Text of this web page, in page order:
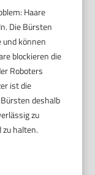
Haare
Die Bürsten
und können
blockieren die
Roboters
ist die
deshalb
zu
halten.